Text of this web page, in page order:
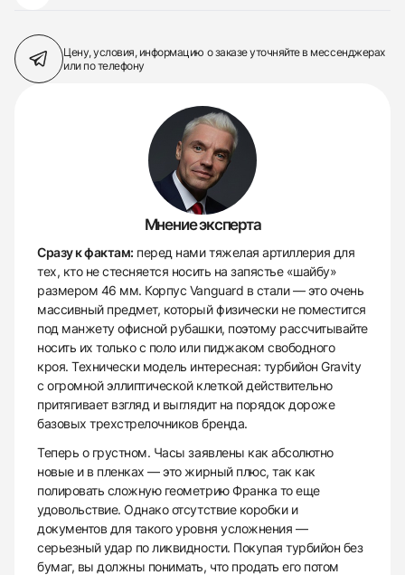
Цену, условия, информацию о заказеуточняйте в мессенджерах
или по телефону
Мнение эксперта
Сразу к фактам: перед нами тяжелая артиллерия для
тех, кто не стесняется носить на запястье «шайбу»
размером 46 мм. Корпус Vanguard в стали — это очень
массивный предмет, который физически не поместится
под манжету офисной рубашки, поэтому рассчитывайте
носить их только с поло или пиджаком свободного
кроя. Технически модель интересная: турбийон Gravity
с огромной эллиптической клеткой действительно
притягивает взгляд и выглядит на порядок дороже
базовых трехстрелочников бренда.
Теперь о грустном. Часы заявлены как абсолютно
новые и в пленках — это жирный плюс, так как
полировать сложную геометрию Франка то еще
удовольствие. Однако отсутствие коробки и
документов для такого уровня усложнения —
серьезный удар по ликвидности. Покупая турбийон без
бумаг, вы должны понимать, что продать его потом